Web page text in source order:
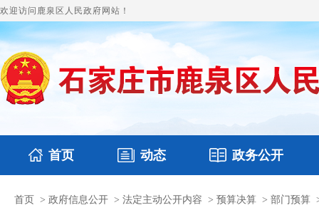
欢迎访问鹿泉区人民政府网站！
首页 动态
国务要闻 鹿泉要闻 图片新闻
政务公开
本区文件 财政预决算
首页 > 政府信息公开 > 法定主动公开内容 > 预算决算 > 部门预算